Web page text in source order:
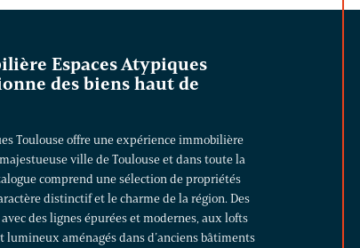
Espaces Atypiques
des biens haut de
Toulouse offre une expérience immobilière
ville de Toulouse et dans toute la
comprend une sélection de propriétés
distinctif et le charme de la région. Des
avec des lignes épurées et modernes, auxlofts
lumineux aménagés dans d’anciens bâtiments